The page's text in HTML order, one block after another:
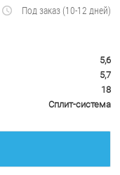
Под заказ (10-12 дней)
5,6
5,7
18
Сплит-система